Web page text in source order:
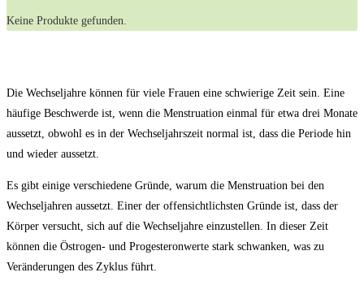
Keine Produkte gefunden.
Die Wechseljahre können für viele Frauen eine schwierige Zeit sein. Eine
häufige Beschwerde ist, wenn die Menstruation einmal für etwa drei Monate
aussetzt, obwohl es in der Wechseljahrszeit normal ist, dass die Periode hin
und wieder aussetzt.
Es gibt einige verschiedene Gründe, warum die Menstruation bei den
Wechseljahren aussetzt. Einer der offensichtlichsten Gründe ist, dass der
Körper versucht, sich auf die Wechseljahre einzustellen. In dieser Zeit
können die Östrogen- und Progesteronwerte stark schwanken, was zu
Veränderungen des Zyklus führt.